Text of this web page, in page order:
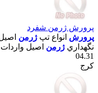
پرورش ژرمن شفرد
پرورش انواع تپ ژرمن
نگهداري ژرمن اصيل
04.31
کرج